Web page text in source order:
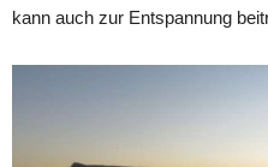
kann auch zur Entspannung